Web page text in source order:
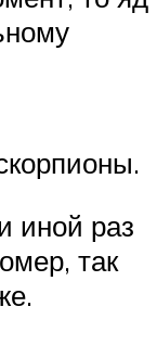
иной раз
так